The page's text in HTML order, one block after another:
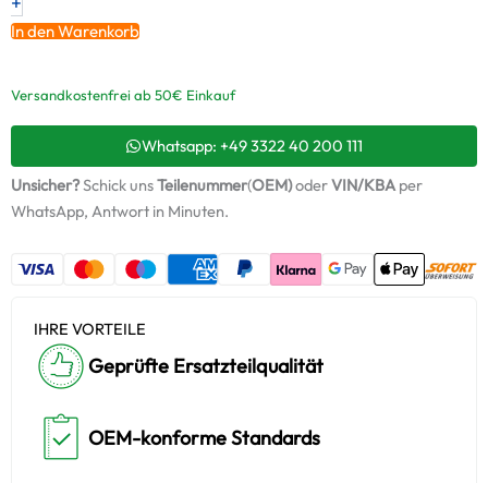
–
12947318000
ABS977
Starter-
Menge
In den Warenkorb
Versandkostenfrei ab 50€ Einkauf
Whatsapp: +49 3322 40 200 111
Unsicher?Schick unsTeilenummer(OEM)oderVIN/KBAper
WhatsApp, Antwort in Minuten.
IHRE VORTEILE
Geprüfte Ersatzteilqualität
OEM-konforme Standards